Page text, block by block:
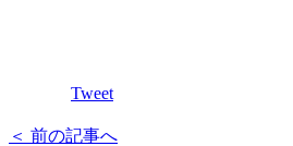
Tweet
＜ 前の記事へ